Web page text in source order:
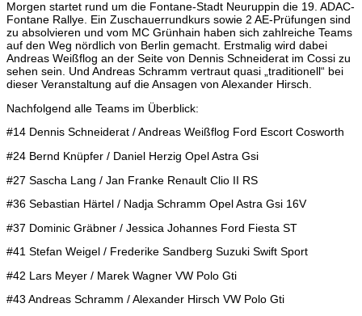
Morgen startet rund um die Fontane-Stadt Neuruppin die 19. ADAC-
Fontane Rallye. Ein Zuschauerrundkurs sowie 2 AE-Prüfungen sind
zu absolvieren und vom MC Grünhain haben sich zahlreiche Teams
auf den Weg nördlich von Berlin gemacht. Erstmalig wird dabei
Andreas Weißflog an der Seite von Dennis Schneiderat im Cossi zu
sehen sein. Und Andreas Schramm vertraut quasi „traditionell“ bei
dieser Veranstaltung auf die Ansagen von Alexander Hirsch.
Nachfolgend alle Teams im Überblick:
#14 Dennis Schneiderat / Andreas Weißflog Ford Escort Cosworth
#24 Bernd Knüpfer / Daniel Herzig Opel Astra Gsi
#27 Sascha Lang / Jan Franke Renault Clio II RS
#36 Sebastian Härtel / Nadja Schramm Opel Astra Gsi 16V
#37 Dominic Gräbner / Jessica Johannes Ford Fiesta ST
#41 Stefan Weigel / Frederike Sandberg Suzuki Swift Sport
#42 Lars Meyer / Marek Wagner VW Polo Gti
#43 Andreas Schramm / Alexander Hirsch VW Polo Gti